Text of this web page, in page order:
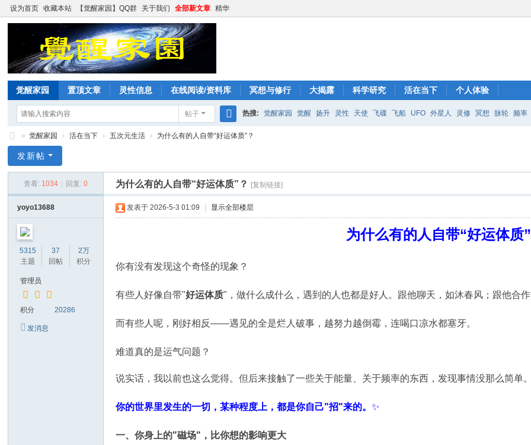
设为首页 收藏本站 【觉醒家园】QQ群 关于我们 全部新文章 精华
觉醒家园 置顶文章 灵性信息 在线阅读/资料库 冥想与修行 大揭露 科学研究 活在当下 个人体验
帖子
搜
热搜: 觉醒家园 觉醒 扬升 灵性 天使 飞碟 飞船 UFO 外星人 灵修 冥想 脉轮 频率
醒
园
» 觉醒家园 › 活在当下 › 五次元生活 › 为什么有的人自带“好运体质”？
发新帖
查看: 1034 回复: 0 为什么有的人自带“好运体质”？ [复制链接]
yoyo13688
5315
主题
37
回帖
2万
积分
管理员
积分 20286
发消息
发表于 2026-5-3 01:09 显示全部楼层
为什么有的人自带“好运体质
你有没有发现这个奇怪的现象？
有些人好像自带"好运体质"，做什么成什么，遇到的人也都是好人。跟他聊天，如沐春风；跟他合
而有些人呢，刚好相反——遇见的全是烂人破事，越努力越倒霉，连喝口凉水都塞牙。
难道真的是运气问题？
说实话，我以前也这么觉得。但后来接触了一些关于能量、关于频率的东西，发现事情没那么简单
你的世界里发生的一切，某种程度上，都是你自己"招"来的。✨
一、你身上的"磁场"，比你想的影响更大